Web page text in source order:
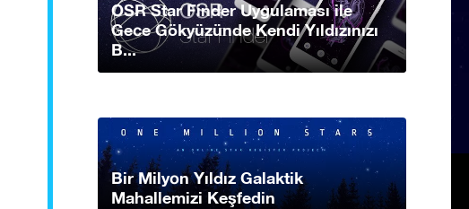
OSR Star Finder Uygulaması ile
Gece Gökyüzünde Kendi Yıldızınızı
B...
Bir Milyon Yıldız Galaktik
Mahallemizi Keşfedin